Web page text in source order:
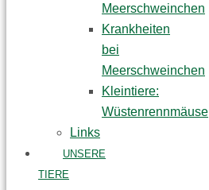
Meerschweinchen
Krankheiten
bei
Meerschweinchen
Kleintiere:
Wüstenrennmäuse
Links
UNSERE
TIERE